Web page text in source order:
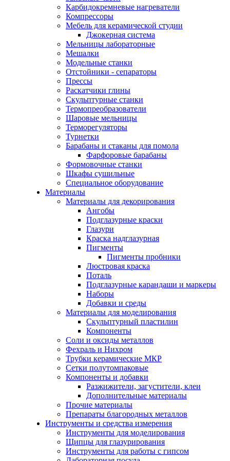
Карбидокремневые нагреватели
Компрессоры
Мебель для керамической студии
Джокерная система
Мельницы лабораторные
Мешалки
Модельные станки
Отстойники - сепараторы
Прессы
Раскатчики глины
Скульптурные станки
Термопреобразователи
Шаровые мельницы
Терморегуляторы
Турнетки
Барабаны и стаканы для помола
Фарфоровые барабаны
Формовочные станки
Шкафы сушильные
Специальное оборудование
Материалы
Материалы для декорирования
Ангобы
Подглазурные краски
Глазури
Краска надглазурная
Пигменты
Пигменты пробники
Люстровая краска
Поталь
Подглазурные карандаши и маркеры
Наборы
Добавки и среды
Материалы для моделирования
Скульптурный пластилин
Компоненты
Соли и оксиды металлов
Фехраль и Нихром
Трубки керамические МКР
Сетки полутомпаковые
Компоненты и добавки
Разжижители, загустители, клеи
Дополнительные материалы
Прочие материалы
Препараты благородных металлов
Инструменты и средства измерения
Инструменты для моделирования
Щипцы для глазурирования
Инструменты для работы с гипсом